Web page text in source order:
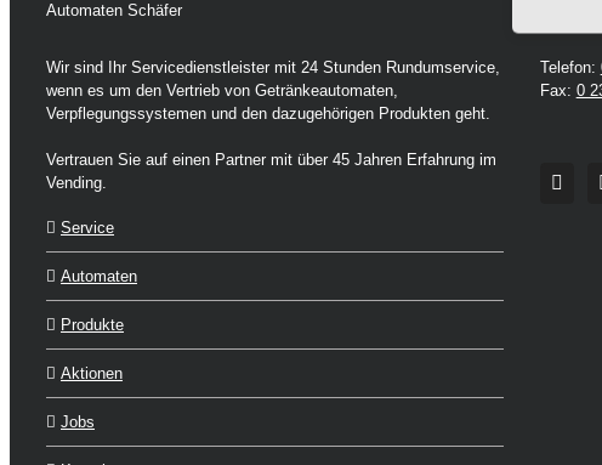
Automaten Schäfer
Wir sind Ihr Servicedienstleister mit 24 Stunden Rundumservice,
wenn es um den Vertrieb von Getränkeautomaten,
Verpflegungssystemen und den dazugehörigen Produkten geht.
Vertrauen Sie auf einen Partner mit über 45 Jahren Erfahrung im
Vending.
Telefon:
Fax: 0
Service
Automaten
Produkte
Aktionen
Jobs